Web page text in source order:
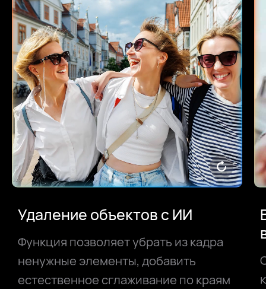
Удаление объектов с ИИ
Функция позволяет убрать из кадра
ненужные элементы, добавить
естественное сглаживание по краям